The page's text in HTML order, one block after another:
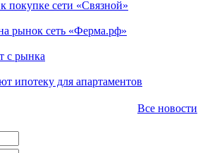
покупке сети «Связной»
рынок сеть «Ферма.рф»
с рынка
ипотеку для апартаментов
Все новости